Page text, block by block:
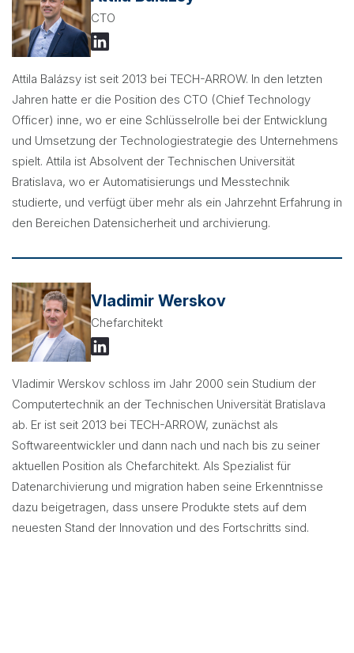
CTO
Attila Balázsy ist seit 2013 bei TECH-ARROW. In den letzten
Jahren hatte er die Position des CTO (Chief Technology
Officer) inne, wo er eine Schlüsselrolle bei der Entwicklung
und Umsetzung der Technologiestrategie des Unternehmens
spielt. Attila ist Absolvent der Technischen Universität
Bratislava, wo er Automatisierungs und Messtechnik
studierte, und verfügt über mehr als ein Jahrzehnt Erfahrung in
den Bereichen Datensicherheit und archivierung.
Vladimir Werskov
Chefarchitekt
Vladimir Werskov schloss im Jahr 2000 sein Studium der
Computertechnik an der Technischen Universität Bratislava
ab. Er ist seit 2013 bei TECH-ARROW, zunächst als
Softwareentwickler und dann nach und nach bis zu seiner
aktuellen Position als Chefarchitekt. Als Spezialist für
Datenarchivierung und migration haben seine Erkenntnisse
dazu beigetragen, dass unsere Produkte stets auf dem
neuesten Stand der Innovation und des Fortschritts sind.